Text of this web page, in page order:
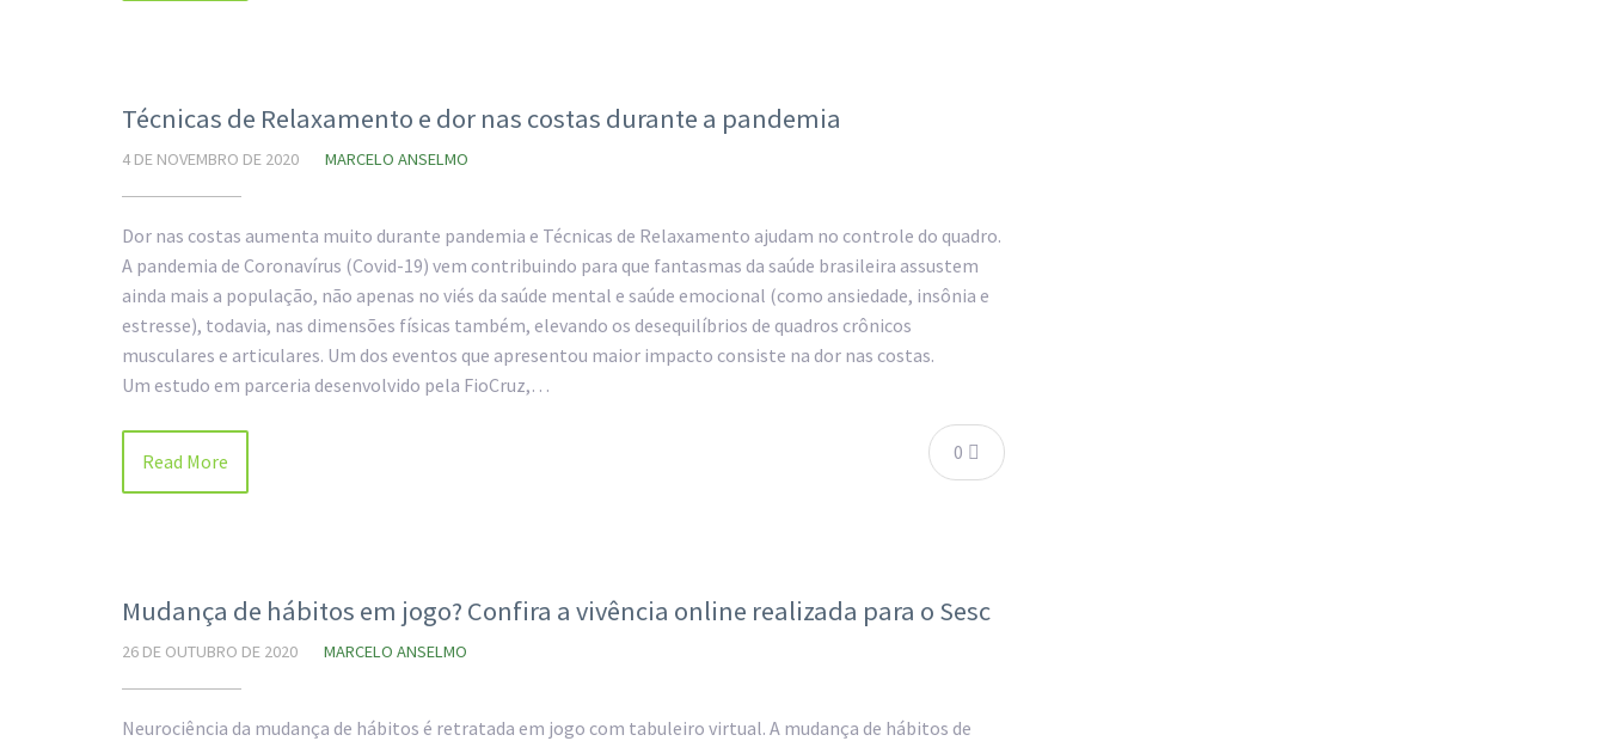
Técnicas de Relaxamento e dor nas costas durante a pandemia
4 DE NOVEMBRO DE 2020 MARCELO ANSELMO
Dor nas costas aumenta muito durante pandemia e Técnicas de Relaxamento ajudam no controle do quadro.
A pandemia de Coronavírus (Covid-19) vem contribuindo para que fantasmas da saúde brasileira assustem
ainda mais a população, não apenas no viés da saúde mental e saúde emocional (como ansiedade, insônia e
estresse), todavia, nas dimensões físicas também, elevando os desequilíbrios de quadros crônicos
musculares e articulares. Um dos eventos que apresentou maior impacto consiste na dor nas costas.
Um estudo em parceria desenvolvido pela FioCruz,…
0
Read More
Mudança de hábitos em jogo? Confira a vivência online realizada para o Sesc
26 DE OUTUBRO DE 2020 MARCELO ANSELMO
Neurociência da mudança de hábitos é retratada em jogo com tabuleiro virtual. A mudança de hábitos de